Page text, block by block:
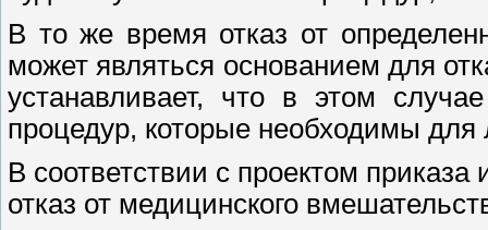
В то же время отказ от
может являться основанием для
устанавливает, что в этом
процедур, которые необходимы для
В соответствии с проектом
отказ от медицинского